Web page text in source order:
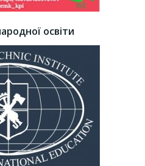
освіти